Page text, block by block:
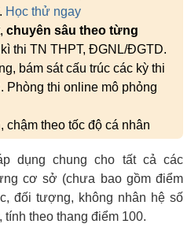
Học thử ngay
chuyên sâu theo từng
thi TN THPT, ĐGNL/ĐGTD.
bám sát cấu trúc các kỳ thi
Phòng thi online mô phỏng
chậm theo tốc độ cá nhân
dụng chung cho tất cả các
cơ sở (chưa bao gồm điểm
đối tượng, không nhân hệ số
tính theo thang điểm 100.